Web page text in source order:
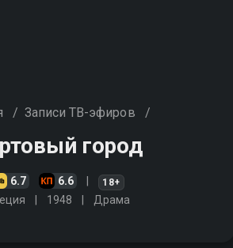
/ Записи ТВ-эфиров /
город
6.7 6.6 18+
1948 Драма